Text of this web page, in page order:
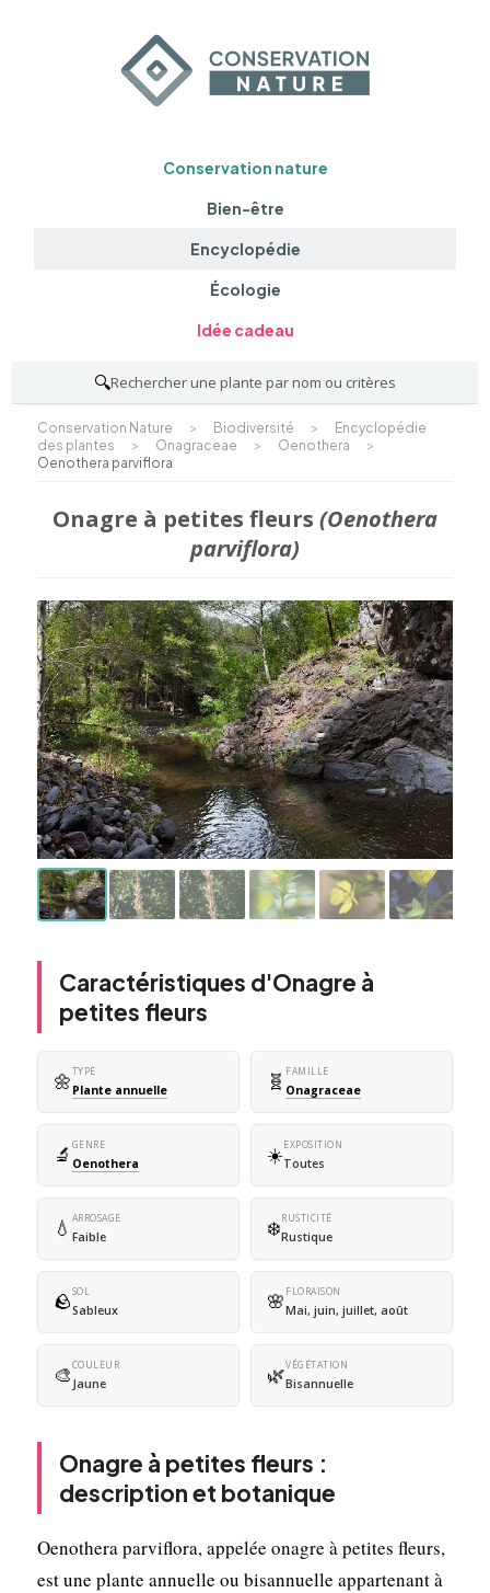
Conservation nature
Bien-être
Encyclopédie
Écologie
Idée cadeau
🔍Rechercher une plante par nom ou critères
Conservation Nature > Biodiversité >
Encyclopédie
des plantes
> Onagraceae > Oenothera
>
Oenothera parviflora
Onagre à petites fleurs (Oenothera
parviflora)
Caractéristiques d'Onagre à
petites fleurs
🌼TYPE
Plante annuelle 🧬 FAMILLE
Onagraceae
🔬 GENRE
Oenothera ☀️EXPOSITION
Toutes
💧 ARROSAGE
Faible ❄️RUSTICITÉ
Rustique
🪨SOL
Sableux 🌸 FLORAISON
Mai, juin, juillet, août
🎨COULEUR
Jaune 🌿VÉGÉTATION
Bisannuelle
Onagre à petites fleurs :
description et botanique
Oenothera parviflora, appelée onagre à petites fleurs,
est une plante annuelle ou bisannuelle appartenant à